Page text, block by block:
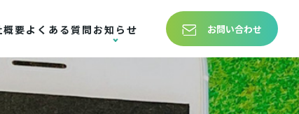
概要よくある質問 お知らせ お問い合わせ